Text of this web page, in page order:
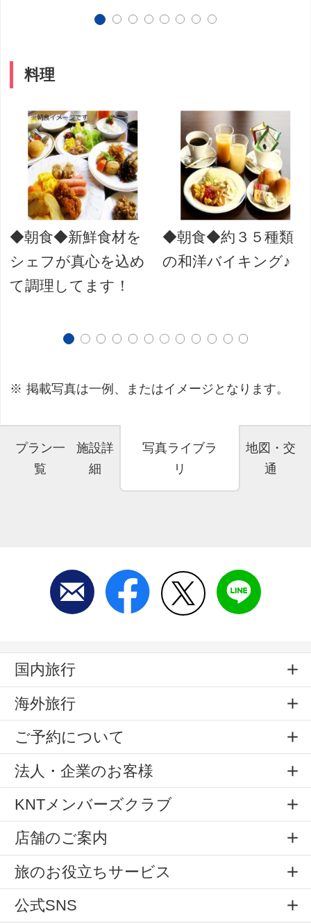
料理
◆朝食◆新鮮食材を
シェフが真心を込め
て調理してます！
◆朝食◆約３５種類
の和洋バイキング♪
掲載写真は一例、またはイメージとなります。
プラン一
覧
施設詳
細
写真ライブラ
リ
地図・交
通
国内旅行
海外旅行
ご予約について
法人・企業のお客様
KNTメンバーズクラブ
店舗のご案内
旅のお役立ちサービス
公式SNS